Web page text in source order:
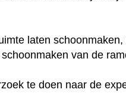
laten
van de
te doen naar de